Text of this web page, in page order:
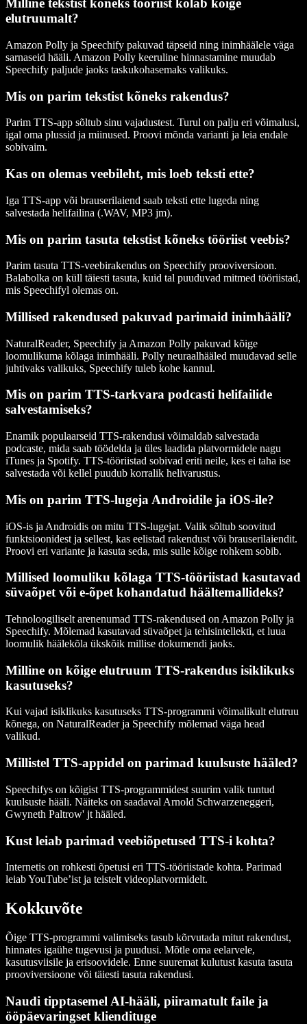
Milline tekstist kõneks tööriist kõlab kõige
elutruumalt?
Amazon Polly ja Speechify pakuvad täpseid ning inimhäälele väga
sarnaseid hääli. Amazon Polly keeruline hinnastamine muudab
Speechify paljude jaoks taskukohasemaks valikuks.
Mis on parim tekstist kõneks rakendus?
Parim TTS-app sõltub sinu vajadustest. Turul on palju eri võimalusi,
igal oma plussid ja miinused. Proovi mõnda varianti ja leia endale
sobivaim.
Kas on olemas veebileht, mis loeb teksti ette?
Iga TTS-app või brauserilaiend saab teksti ette lugeda ning
salvestada helifailina (.WAV, MP3 jm).
Mis on parim tasuta tekstist kõneks tööriist veebis?
Parim tasuta TTS-veebirakendus on Speechify prooviversioon.
Balabolka on küll täiesti tasuta, kuid tal puuduvad mitmed tööriistad,
mis Speechifyl olemas on.
Millised rakendused pakuvad parimaid inimhääli?
NaturalReader, Speechify ja Amazon Polly pakuvad kõige
loomulikuma kõlaga inimhääli. Polly neuraalhääled muudavad selle
juhtivaks valikuks, Speechify tuleb kohe kannul.
Mis on parim TTS-tarkvara podcasti helifailide
salvestamiseks?
Enamik populaarseid TTS-rakendusi võimaldab salvestada
podcaste, mida saab töödelda ja üles laadida platvormidele nagu
iTunes ja Spotify. TTS-tööriistad sobivad eriti neile, kes ei taha ise
salvestada või kellel puudub korralik helivarustus.
Mis on parim TTS-lugeja Androidile ja iOS-ile?
iOS-is ja Androidis on mitu TTS-lugejat. Valik sõltub soovitud
funktsioonidest ja sellest, kas eelistad rakendust või brauserilaiendit.
Proovi eri variante ja kasuta seda, mis sulle kõige rohkem sobib.
Millised loomuliku kõlaga TTS-tööriistad kasutavad
süvaõpet või e-õpet kohandatud häältemallideks?
Tehnoloogiliselt arenenumad TTS-rakendused on Amazon Polly ja
Speechify. Mõlemad kasutavad süvaõpet ja tehisintellekti, et luua
loomulik häälekõla ükskõik millise dokumendi jaoks.
Milline on kõige elutruum TTS-rakendus isiklikuks
kasutuseks?
Kui vajad isiklikuks kasutuseks TTS-programmi võimalikult elutruu
kõnega, on NaturalReader ja Speechify mõlemad väga head
valikud.
Millistel TTS-appidel on parimad kuulsuste hääled?
Speechifys on kõigist TTS-programmidest suurim valik tuntud
kuulsuste hääli. Näiteks on saadaval Arnold Schwarzeneggeri,
Gwyneth Paltrow' jt hääled.
Kust leiab parimad veebiõpetused TTS-i kohta?
Internetis on rohkesti õpetusi eri TTS-tööriistade kohta. Parimad
leiab YouTube’ist ja teistelt videoplatvormidelt.
Kokkuvõte
Õige TTS-programmi valimiseks tasub kõrvutada mitut rakendust,
hinnates igaühe tugevusi ja puudusi. Mõtle oma eelarvele,
kasutusviisile ja erisoovidele. Enne suuremat kulutust kasuta tasuta
prooviversioone või täiesti tasuta rakendusi.
Naudi tipptasemel AI-hääli, piiramatult faile ja
ööpäevaringset kliendituge